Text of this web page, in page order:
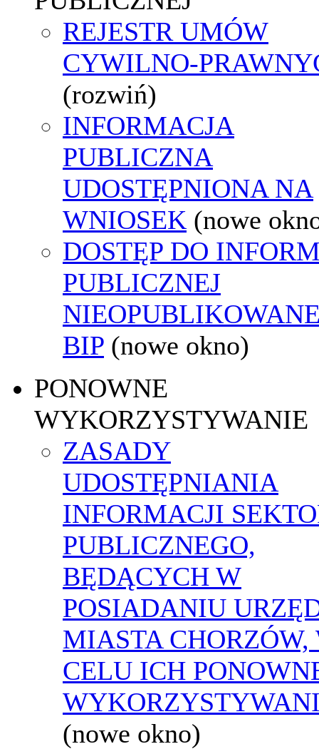
REJESTR UMÓW
CYWILNO-
(rozwiń)
INFORMACJA
PUBLICZNA
UDOSTĘPNIONA NA
WNIOSEK (nowe
DOSTĘP DO
PUBLICZNEJ
BIP (nowe okno)
PONOWNE
WYKORZYSTYWANIE
ZASADY
UDOSTĘPNIANIA
INFORMACJI
PUBLICZNEGO,
BĘDĄCYCH W
POSIADANIU
MIASTA CHORZÓW,
CELU ICH
(nowe okno)